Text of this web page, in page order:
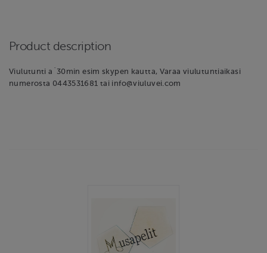
Product description
Viulutunti a´30min esim skypen kautta, Varaa viulutuntiaikasi
numerosta 0443531681 tai info@viuluvei.com